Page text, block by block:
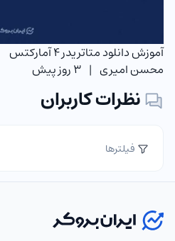
آموزش دانلود متاتریدر 4 آمارکتس
محسن امیری | 3 روز پیش
نظرات کاربران
فیلترها